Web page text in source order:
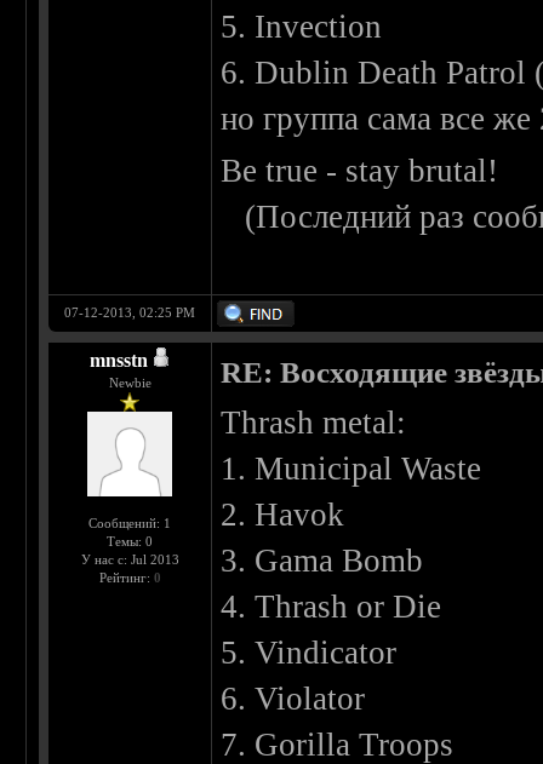
5. Invection
6. Dublin Death Patrol
но группа сама все же
Be true - stay brutal!
(Последний раз
07-12-2013, 02:25 PM
mnsstn
Newbie
Сообщений: 1
Темы: 0
У нас с: Jul 2013
Рейтинг: 0
RE: Восходящие
Thrash metal:
1. Municipal Waste
2. Havok
3. Gama Bomb
4. Thrash or Die
5. Vindicator
6. Violator
7. Gorilla Troops